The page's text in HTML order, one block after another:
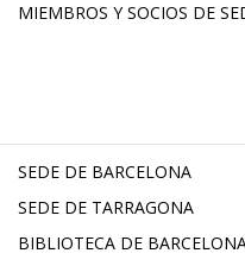
MIEMBROS Y SOCIOS DE
SEDE DE BARCELONA
SEDE DE TARRAGONA
BIBLIOTECA DE